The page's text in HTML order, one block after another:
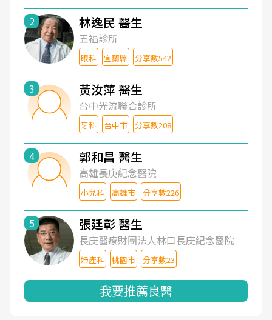
2 林逸民 醫生
五福診所
眼科 宜蘭縣 分享數542
3 黃汝萍 醫生
台中光流聯合診所
牙科 台中市 分享數208
4 郭和昌 醫生
高雄長庚紀念醫院
小兒科 高雄市 分享數226
5 張廷彰 醫生
長庚醫療財團法人林口長庚紀念醫院
婦產科 桃園市 分享數23
我要推薦良醫